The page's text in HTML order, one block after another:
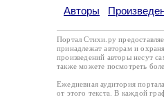
Авторы
Портал Стихи.ру
принадлежат авторам и
произведений авторы несут
также можете посмотреть
Ежедневная аудитория
от этого текста. В каждой